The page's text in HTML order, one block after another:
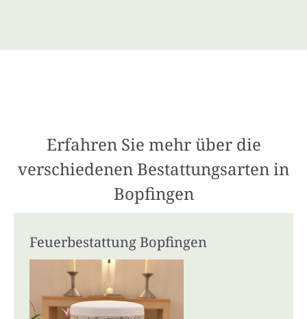
Erfahren Sie mehr über die
verschiedenen Bestattungsarten in
Bopfingen
Feuerbestattung Bopfingen